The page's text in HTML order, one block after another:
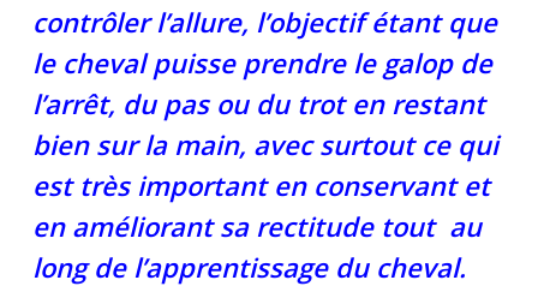
contrôler l’allure, l’objectif étant que
le cheval puisse prendre le galop de
l’arrêt, du pas ou du trot en restant
bien sur la main, avec surtout ce qui
est très important en conservant et
en améliorant sa rectitude tout au
long de l’apprentissage du cheval.